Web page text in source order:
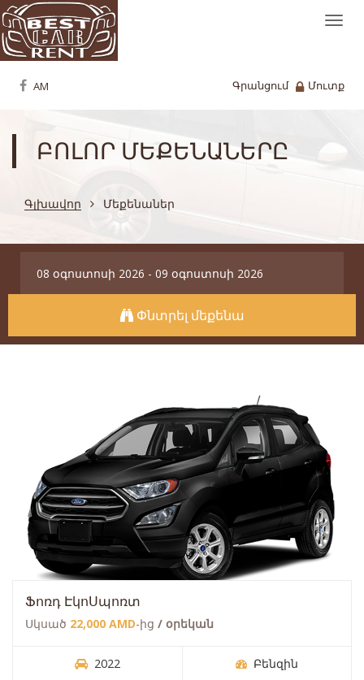
Մուտք
Գրանցում
ԲՈԼՈՐ ՄԵՔԵՆԱՆԵՐԸ
Գլխավոր Մեքենաներ
Փնտրել մեքենա
Ֆոռդ ԷկոՍպոռտ
Սկսած 22,000 AMD-ից / օրեկան
2022 Բենզին